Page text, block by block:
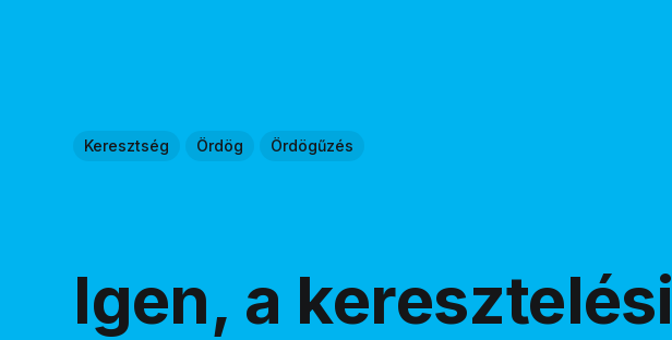
Keresztség Ördög Ördögűzés
Igen, a keresztelési